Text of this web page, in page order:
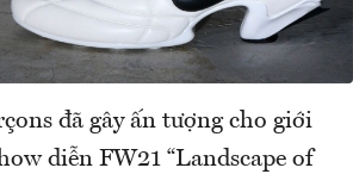
đã gây ấn tượng cho giới
diễn FW21 “Landscape of